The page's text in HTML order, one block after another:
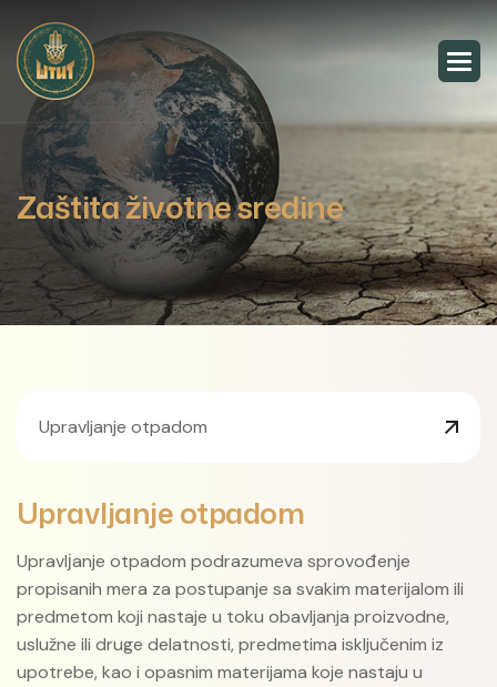
Zaštita životne sredine
Upravljanje otpadom
Upravljanje otpadom
Upravlјanje otpadom podrazumeva sprovođenje
propisanih mera za postupanje sa svakim materijalom ili
predmetom koji nastaje u toku obavljanja proizvodne,
uslužne ili druge delatnosti, predmetima isključenim iz
upotrebe, kao i opasnim materijama koje nastaju u